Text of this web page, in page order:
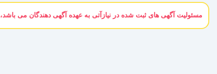
مسئولیت آگهی های ثبت شده در نیازآتی به عهده آگهی دهندگان می